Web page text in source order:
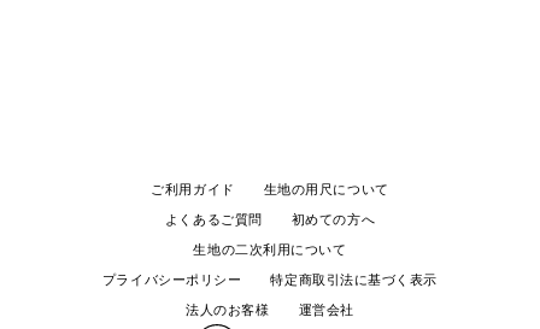
ご利用ガイド 生地の用尺について
よくあるご質問 初めての方へ
生地の二次利用について
プライバシーポリシー 特定商取引法に基づく表示
法人のお客様 運営会社